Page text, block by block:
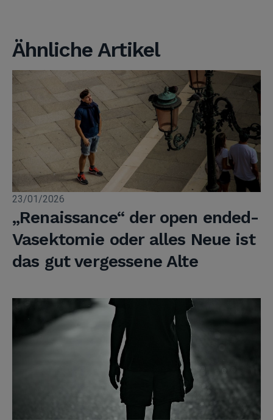
Ähnliche Artikel
23/01/2026
„Renaissance“ der open ended-
Vasektomie oder alles Neue ist
das gut vergessene Alte